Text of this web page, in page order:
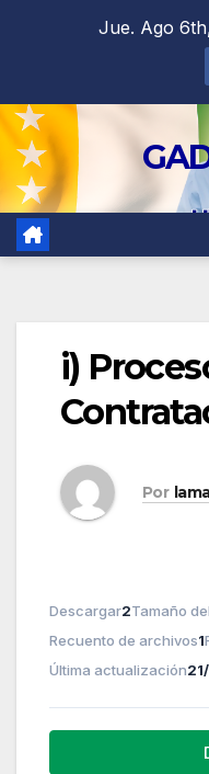
Jue. Ago
i)
Por
Descargar2Tamaño
Recuento de archivos1
Última actualización